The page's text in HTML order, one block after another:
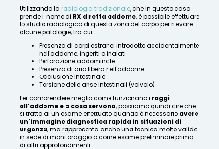
Utilizzando la radiologia tradizionale, che in questo caso
prende il nome di RX diretta addome, è possibile effettuare
lo studio radiologico di questa zona del corpo per rilevare
alcune patologie, tra cui:
Presenza di corpi estranei introdotte accidentalmente
nell'addome, ingeriti o inalati
Perforazione addominale
Presenza di aria libera nell'addome
Occlusione intestinale
Torsione delle anse intestinali (volvolo)
Per comprendere meglio come funzionano i raggi
all’addome e a cosa servono, possiamo quindi dire che
si tratta di un esame effettuato quando è necessario avere
un'immagine diagnostica rapida in situazioni di
urgenza, ma rappresenta anche una tecnica molto valida
in sede di monitoraggio o come esame preliminare prima
di altri approfondimenti.